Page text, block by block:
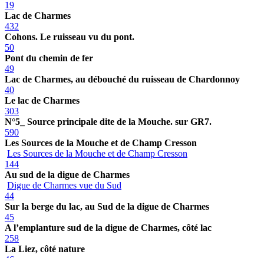
19
Lac de Charmes
432
Cohons. Le ruisseau vu du pont.
50
Pont du chemin de fer
49
Lac de Charmes, au débouché du ruisseau de Chardonnoy
40
Le lac de Charmes
303
N°5_ Source principale dite de la Mouche. sur GR7.
590
Les Sources de la Mouche et de Champ Cresson
Les Sources de la Mouche et de Champ Cresson
144
Au sud de la digue de Charmes
Digue de Charmes vue du Sud
44
Sur la berge du lac, au Sud de la digue de Charmes
45
A l’emplanture sud de la digue de Charmes, côté lac
258
La Liez, côté nature